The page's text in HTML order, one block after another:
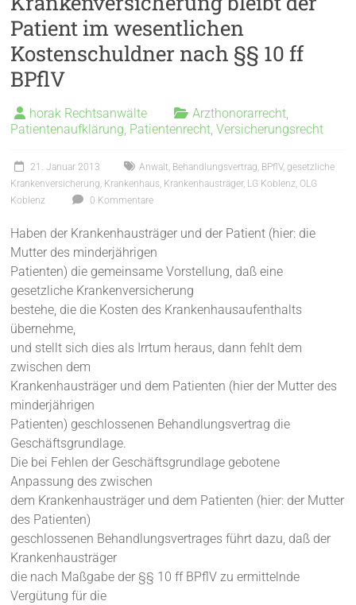
Patient im wesentlichen
Kostenschuldner nach §§ 10 ff
BPflV
horak Rechtsanwälte Arzthonorarrecht
Patientenaufklärung Patientenrecht ,Versicherungsrecht
21. Januar 2013 Anwalt Behandlungsvertrag BPflV,gesetzliche
Krankenversicherung Krankenhaus Krankenhausträger, LG Koblenz OLG
Koblenz
0 Kommentare
Haben der Krankenhausträger und der Patient (hier: die
Mutter des minderjährigen
Patienten) die gemeinsame Vorstellung, daß eine
gesetzliche Krankenversicherung
bestehe, die die Kosten des Krankenhausaufenthalts
übernehme,
und stellt sich dies als Irrtum heraus, dann fehlt dem
zwischen dem
Krankenhausträger und dem Patienten (hier der Mutter des
minderjährigen
Patienten) geschlossenen Behandlungsvertrag die
Geschäftsgrundlage.
Die bei Fehlen der Geschäftsgrundlage gebotene
Anpassung des zwischen
dem Krankenhausträger und dem Patienten (hier: der Mutter
des Patienten)
geschlossenen Behandlungsvertrages führt dazu, daß der
Krankenhausträger
die nach Maßgabe der §§ 10 ff BPflV zu ermittelnde
Vergütung für die